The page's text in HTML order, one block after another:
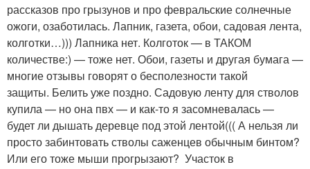
рассказов про грызунов и про февральские солнечные
ожоги, озаботилась. Лапник, газета, обои, садовая лента,
колготки…))) Лапника нет. Колготок — в ТАКОМ
количестве:) — тоже нет. Обои, газеты и другая бумага —
многие отзывы говорят о бесполезности такой
защиты. Белить уже поздно. Садовую ленту для стволов
купила — но она пвх — и как-то я засомневалась —
будет ли дышать деревце под этой лентой((( А нельзя ли
просто забинтовать стволы саженцев обычным бинтом?
Или его тоже мыши прогрызают? Участок в